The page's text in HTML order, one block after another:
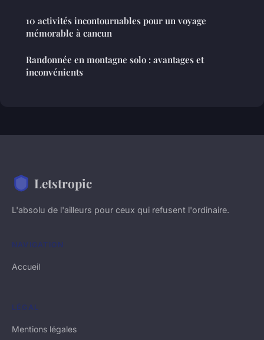
10 activités incontournables pour un voyage
mémorable à cancun
Randonnée en montagne solo : avantages et
inconvénients
Letstropic
L'absolu de l'ailleurs pour ceux qui refusent l'ordinaire.
NAVIGATION
Accueil
LÉGAL
Mentions légales